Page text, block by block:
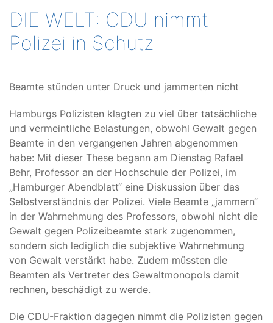
DIE WELT: CDU nimmt
Polizei in Schutz
Beamte stünden unter Druck und jammerten nicht
Hamburgs Polizisten klagten zu viel über tatsächliche
und vermeintliche Belastungen, obwohl Gewalt gegen
Beamte in den vergangenen Jahren abgenommen
habe: Mit dieser These begann am Dienstag Rafael
Behr, Professor an der Hochschule der Polizei, im
„Hamburger Abendblatt“ eine Diskussion über das
Selbstverständnis der Polizei. Viele Beamte „jammern“
in der Wahrnehmung des Professors, obwohl nicht die
Gewalt gegen Polizeibeamte stark zugenommen,
sondern sich lediglich die subjektive Wahrnehmung
von Gewalt verstärkt habe. Zudem müssten die
Beamten als Vertreter des Gewaltmonopols damit
rechnen, beschädigt zu werde.
Die CDU-Fraktion dagegen nimmt die Polizisten gegen